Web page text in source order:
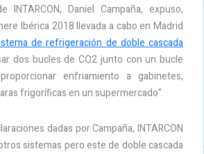
INTARCON, Daniel Campaña, expuso,
Ibérica 2018 llevada a cabo en Madrid
de refrigeración de doble cascada
dos bucles de CO2 junto con un bucle
enfriamiento a gabinetes,
frigoríficas en un supermercado”.
dadas por Campaña, INTARCON
sistemas pero este de doble cascada